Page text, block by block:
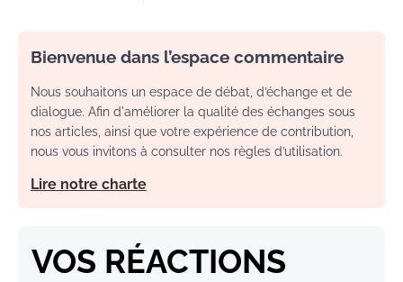
Bienvenue dans l’espace commentaire
Nous souhaitons un espace de débat, d’échange et de
dialogue. Afin d'améliorer la qualité des échanges sous
nos articles, ainsi que votre expérience de contribution,
nous vous invitons à consulter nos règles d’utilisation.
Lire notre charte
VOS RÉACTIONS